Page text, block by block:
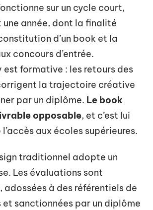
sur un cycle court,
une année, dont la finalité
d’un book et la
concours d’entrée.
est formative : les retours des
la trajectoire créative
par un diplôme. Le book
opposable, et c’est lui
aux écoles supérieures.
traditionnel adopte un
Les évaluations sont
à des référentiels de
sanctionnées par un diplôme